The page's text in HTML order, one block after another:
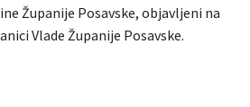
Županije Posavske, objavljeni na
Vlade Županije Posavske.